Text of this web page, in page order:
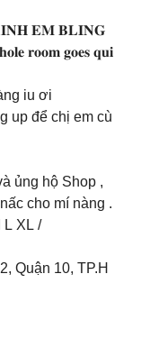
𝐄𝐌 𝐁𝐋𝐈𝐍𝐆
𝐫𝐨𝐨𝐦 𝐠𝐨𝐞𝐬 𝐪𝐮𝐢
iu ơi
up để chị em cù
ủng hộ Shop ,
cho mí nàng .
L XL /
Quận 10, TP.H